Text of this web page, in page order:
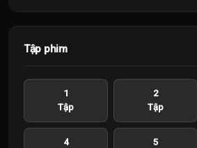
Tập phim
1
Tập
2
Tập
4
5